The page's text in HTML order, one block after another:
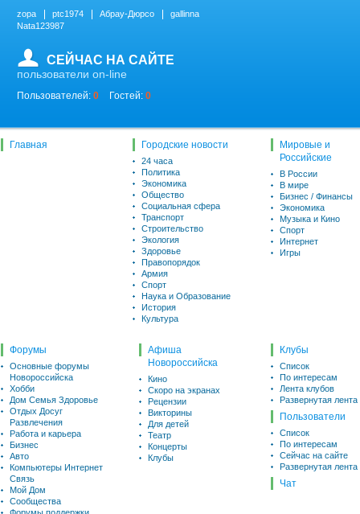
zopa ptc1974 Абрау-Дюрсо
gallinna
Nata123987
СЕЙЧАС НА САЙТЕ
пользователи on-line
Пользователей: 0 Гостей: 0
Главная Городские новости
24 часа
Политика
Экономика
Общество
Социальная сфера
Транспорт
Строительство
Экология
Здоровье
Правопорядок
Армия
Спорт
Наука и Образование
История
Культура
Мировые и
Российские
В России
В мире
Бизнес / Финансы
Экономика
Музыка и Кино
Спорт
Интернет
Игры
Форумы
Основные форумы
Новороссийска
Хобби
Дом Семья Здоровье
Отдых Досуг
Развлечения
Работа и карьера
Бизнес
Авто
Компьютеры Интернет
Связь
Мой Дом
Сообщества
Афиша
Новороссийска
Кино
Скоро на экранах
Рецензии
Викторины
Для детей
Театр
Концерты
Клубы
Клубы
Список
По интересам
Лента клубов
Развернутая лента
Пользователи
Список
По интересам
Сейчас на сайте
Развернутая лента
Чат